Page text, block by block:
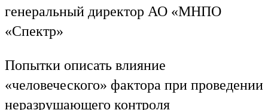
генеральный директор АО «МНПО
«Спектр»
Попытки описать влияние
«человеческого» фактора при проведении
неразрушающего контроля